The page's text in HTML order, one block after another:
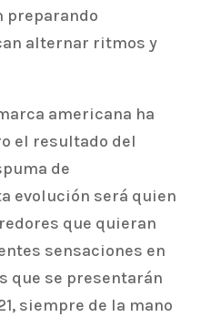
preparando
alternar ritmos y
americana ha
el resultado del
de
evolución será quien
que quieran
sensaciones en
que se presentarán
siempre de la mano